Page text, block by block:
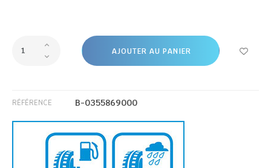
AJOUTER AU PANIER
RÉFÉRENCE B-0355869000